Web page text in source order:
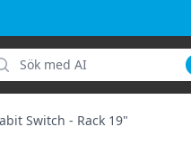
Switch - Rack 19"